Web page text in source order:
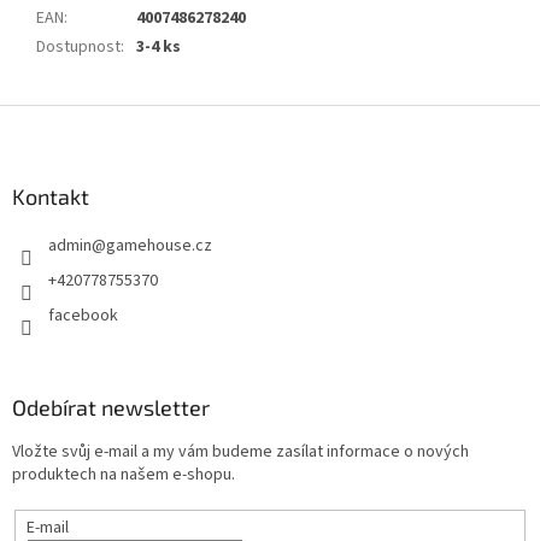
EAN:
4007486278240
Dostupnost: 3-4 ks
Kontakt
admin@gamehouse.cz
+420778755370
facebook
Odebírat newsletter
Vložte svůj e-mail a my vám budeme zasílat informace o nových
produktech na našem e-shopu.
E-mail